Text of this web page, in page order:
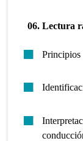
06. Lectura
Principios